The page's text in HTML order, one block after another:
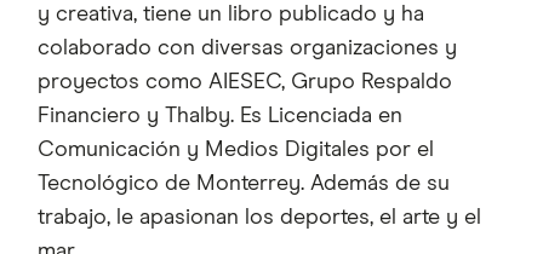
y creativa, tiene un libro publicado y ha
colaborado con diversas organizaciones y
proyectos como AIESEC, Grupo Respaldo
Financiero y Thalby. Es Licenciada en
Comunicación y Medios Digitales por el
Tecnológico de Monterrey. Además de su
trabajo, le apasionan los deportes, el arte y el